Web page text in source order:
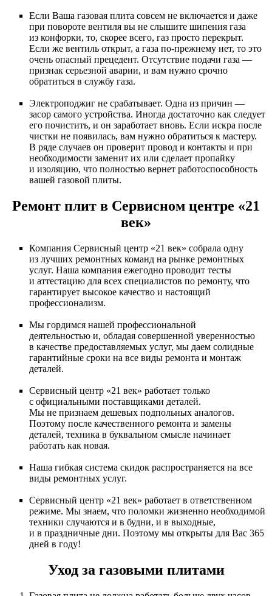
Если Ваша газовая плита совсем не включается и даже
при повороте вентиля вы не слышите шипения газа
из конфорки, то, скорее всего, газ просто перекрыт.
Если же вентиль открыт, а газа по-прежнему нет, то это
очень опасный прецедент. Отсутствие подачи газа —
признак серьезной аварии, и вам нужно срочно
обратиться в службу газа.
Электроподжиг не срабатывает. Одна из причин —
засор самого устройства. Иногда достаточно как следует
его почистить, и он заработает вновь. Если искра после
чистки не появилась, вам нужно обратиться к мастеру.
В ряде случаев он проверит провод и контакты и при
необходимости заменит их или сделает пропайку
и изоляцию, что полностью вернет работоспособность
вашей газовой плиты.
Ремонт плит в Сервисном центре «21
век»
Компания Сервисный центр «21 век» собрала одну
из лучших ремонтных команд на рынке ремонтных
услуг. Наша компания ежегодно проводит тесты
и аттестацию для всех специалистов по ремонту, что
гарантирует высокое качество и настоящий
профессионализм.
Мы гордимся нашей профессиональной
деятельностью и, обладая совершенной уверенностью
в качестве предоставляемых услуг, мы даем солидные
гарантийные сроки на все виды ремонта и монтаж
деталей.
Сервисный центр «21 век» работает только
с официальными поставщиками деталей.
Мы не признаем дешевых подпольных аналогов.
Поэтому после качественного ремонта и замены
деталей, техника в буквальном смысле начинает
работать как новая.
Наша гибкая система скидок распространяется на все
виды ремонтных услуг.
Сервисный центр «21 век» работает в ответственном
режиме. Мы знаем, что поломки жизненно необходимой
техники случаются и в будни, и в выходные,
и в праздничные дни. Поэтому мы открыты для Вас 365
дней в году!
Уход за газовыми плитами